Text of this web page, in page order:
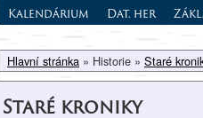
Kalendárium Dat. her
Hlavní stránka » Historie » Staré
Staré kroniky